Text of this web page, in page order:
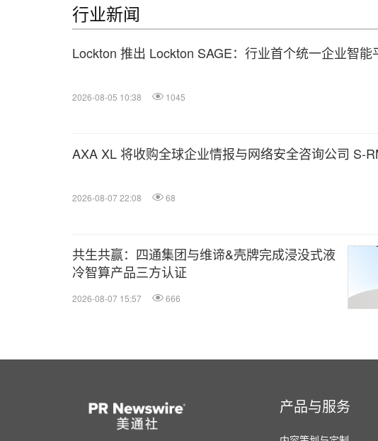
行业新闻
Lockton 推出 Lockton SAGE：行业首个统一企业智能
2026-08-05 10:38 1045
AXA XL 将收购全球企业情报与网络安全咨询公司 S-
2026-08-07 22:08 68
共生共赢：四通集团与维谛&壳牌完成浸没式液
冷智算产品三方认证
2026-08-07 15:57 666
产品与服务